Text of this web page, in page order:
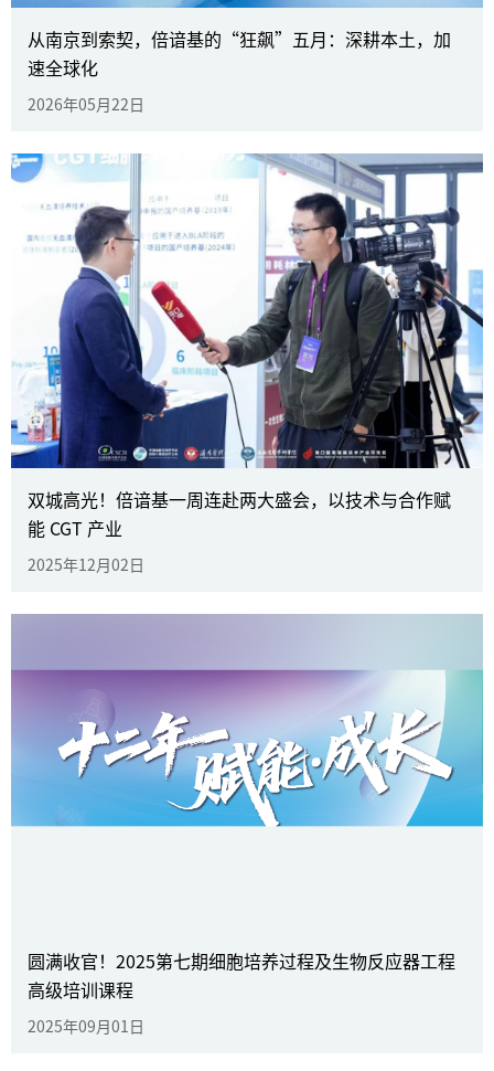
从南京到索契，倍谙基的“狂飙”五月：深耕本土，加
速全球化
2026年05月22日
从南京到索契，倍谙基的“狂飙”五
月：深耕本土，加速全球化
2026年05月22日
双城高光！倍谙基一周连赴两大盛会，以技术与合作赋
能 CGT 产业
2025年12月02日
2025年12月02日
圆满收官！2025第七期细胞培养过程及生物反应器工程
高级培训课程
2025年09月01日